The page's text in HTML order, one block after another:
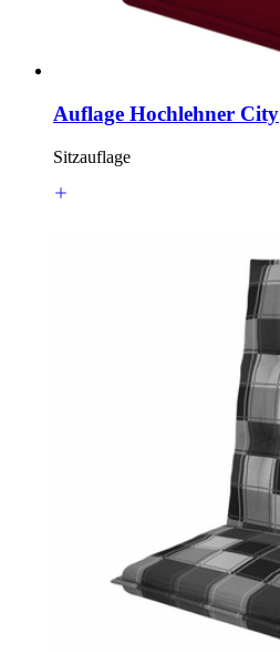
Auflage Hochlehner City
Sitzauflage